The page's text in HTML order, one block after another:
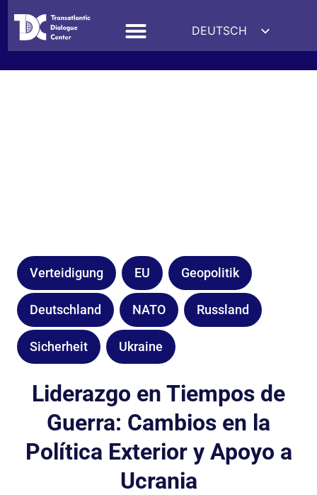
DEUTSCH
ENGLISH
Verteidigung EU Geopolitik
Deutschland NATO Russland
Sicherheit Ukraine
Liderazgo en Tiempos de
Guerra: Cambios en la
Política Exterior y Apoyo a
Ucrania